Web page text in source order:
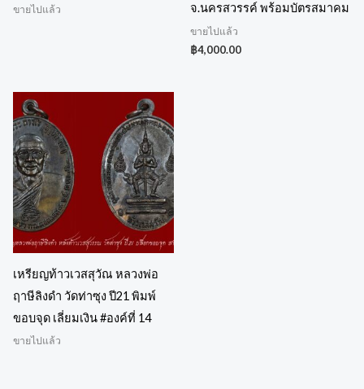
ขายไปแล้ว
จ.นครสวรรค์ พร้อมบัตรสมาคม
ขายไปแล้ว
฿4,000.00
เหรียญท้าวเวสสุวัณ หลวงพ่อ
ฤาษีลิงดำ วัดท่าซุง ปี21 พิมพ์
ขอบจุด เลี่ยมเงิน #องค์ที่ 14
ขายไปแล้ว